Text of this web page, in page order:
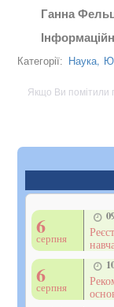
Ганна
Категорії: Наука,
Якщо Ви помітили
6
серпня
6
серпня